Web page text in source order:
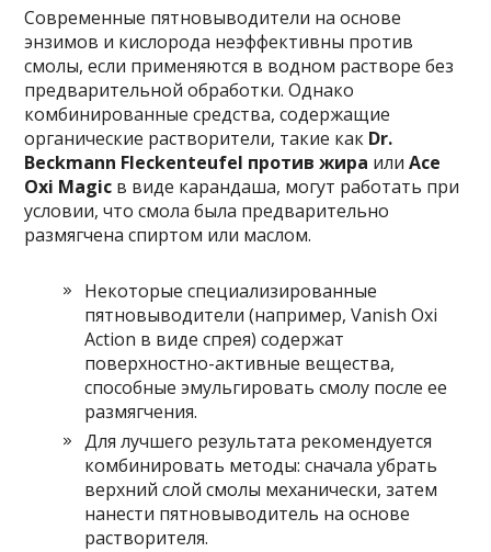
Современные пятновыводители на основе
энзимов и кислорода неэффективны против
смолы, если применяются в водном растворе без
предварительной обработки. Однако
комбинированные средства, содержащие
органические растворители, такие как Dr.
Beckmann Fleckenteufel против жира илиAce
Oxi Magic в виде карандаша, могут работать при
условии, что смола была предварительно
размягчена спиртом или маслом.
Некоторые специализированные
пятновыводители (например, Vanish Oxi
Action в виде спрея) содержат
поверхностно-активные вещества,
способные эмульгировать смолу после ее
размягчения.
Для лучшего результата рекомендуется
комбинировать методы: сначала убрать
верхний слой смолы механически, затем
нанести пятновыводитель на основе
растворителя.